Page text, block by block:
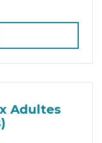
Adultes